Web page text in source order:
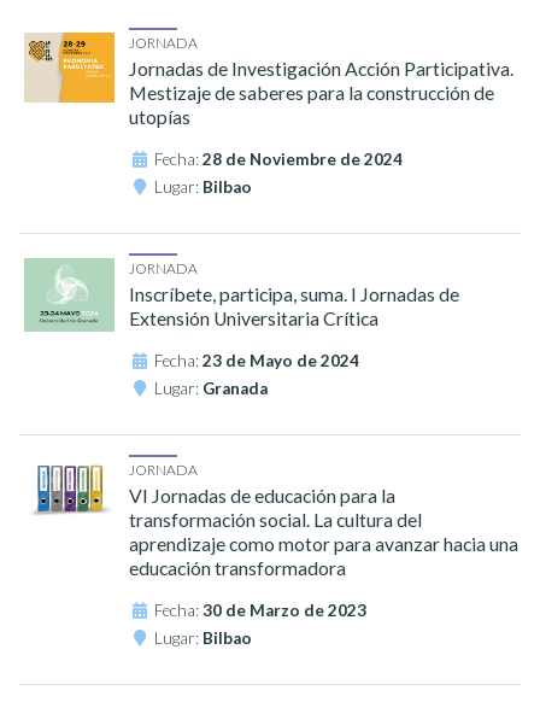
JORNADA
Jornadas de Investigación Acción Participativa.
Mestizaje de saberes para la construcción de
utopías
Fecha:28 de Noviembre de 2024
Lugar: Bilbao
JORNADA
Inscríbete, participa, suma. I Jornadas de
Extensión Universitaria Crítica
Fecha:23 de Mayo de 2024
Lugar: Granada
JORNADA
VI Jornadas de educación para la
transformación social. La cultura del
aprendizaje como motor para avanzar hacia una
educación transformadora
Fecha:30 de Marzo de 2023
Lugar: Bilbao